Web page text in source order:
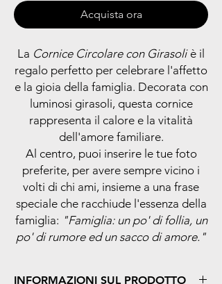
Acquista ora
La Cornice Circolare con Girasoliè il
regalo perfetto per celebrare l'affetto
e la gioia della famiglia. Decorata con
luminosi girasoli, questa cornice
rappresenta il calore e la vitalità
dell'amore familiare.
Al centro, puoi inserire le tue foto
preferite, per avere sempre vicino i
volti di chi ami, insieme a una frase
speciale che racchiude l'essenza della
famiglia: "Famiglia: un po' di follia, un
po' di rumore ed un sacco di amore."
INFORMAZIONI SUL PRODOTTO